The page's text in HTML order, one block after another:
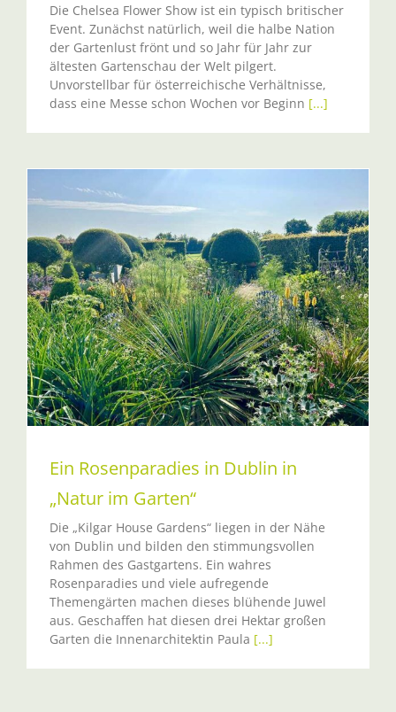
Die Chelsea Flower Show ist ein typisch britischer
Event. Zunächst natürlich, weil die halbe Nation
der Gartenlust frönt und so Jahr für Jahr zur
ältesten Gartenschau der Welt pilgert.
Unvorstellbar für österreichische Verhältnisse,
dass eine Messe schon Wochen vor Beginn [...]
Ein Rosenparadies in Dublin in
„Natur im Garten“
Die „Kilgar House Gardens“ liegen in der Nähe
von Dublin und bilden den stimmungsvollen
Rahmen des Gastgartens. Ein wahres
Rosenparadies und viele aufregende
Themengärten machen dieses blühende Juwel
aus. Geschaffen hat diesen drei Hektar großen
Garten die Innenarchitektin Paula [...]